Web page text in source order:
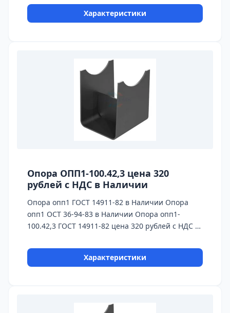
предоставляется паспорт качества,сертификаты
на используемые материалы и предоставляется
наличии опоры на складе!
Характеристики
Опора ОПП1-100.42,3 цена 320
рублей с НДС в Наличии
Опора опп1 ГОСТ 14911-82 в Наличии Опора
опп1 ОСТ 36-94-83 в Наличии Опора опп1-
100.42,3 ГОСТ 14911-82 цена 320 рублей с НДС в
Деловые Линии
Характеристики